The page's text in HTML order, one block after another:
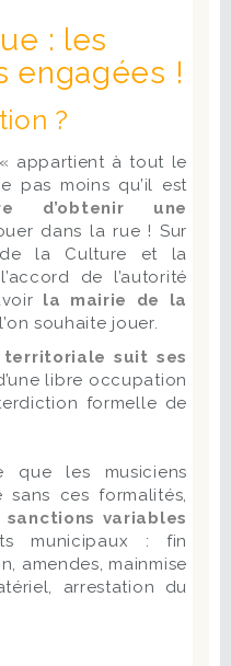
: les
engagées !
?
appartient à tout le
pas moins qu’il est
d’obtenir une
dans la rue ! Sur
la Culture et la
de l’autorité
la mairie de la
souhaite jouer.
suit ses
libre occupation
formelle de
que les musiciens
ces formalités,
sanctions variables
municipaux : fin
amendes, mainmise
arrestation du